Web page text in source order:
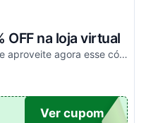
OFF na loja virtual
Consulte produtos participantes e aproveite agora esse código promocional!
20
Ver cupom